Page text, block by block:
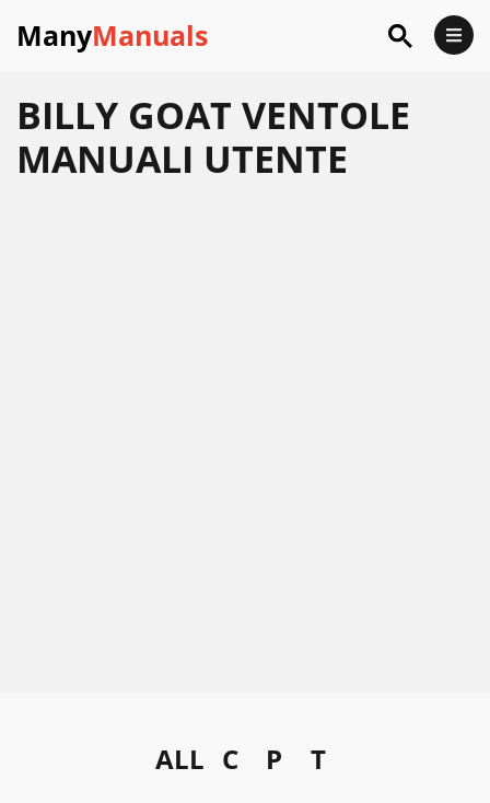
ManyManuals
BILLY GOAT VENTOLE
MANUALI UTENTE
ALL C P T